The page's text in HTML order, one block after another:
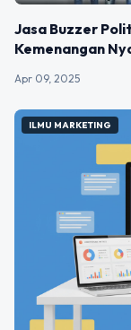
Jasa Buzzer
Kemenangan
Apr 09, 2025
ILMU MARKETING